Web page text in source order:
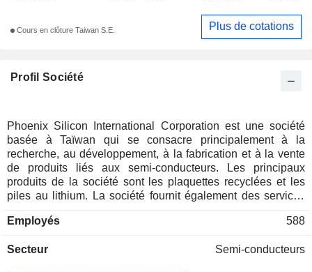
Profil Société
Phoenix Silicon International Corporation est une société
basée à Taïwan qui se consacre principalement à la
recherche, au développement, à la fabrication et à la vente
de produits liés aux semi-conducteurs. Les principaux
produits de la société sont les plaquettes recyclées et les
piles au lithium. La société fournit également des services
des services de fonderie de systèmes micro-
produits sur le marché national et sur les marchés d'outre-
Employés 588
Secteur Semi-conducteurs
Cours en clôture Taiwan S.E. Plus de cotations